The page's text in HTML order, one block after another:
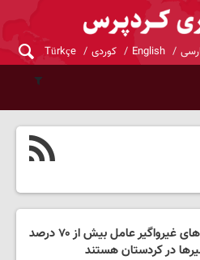
English کوردی Türkçe
بیماری های غیرواگیر عامل بیش از ۷۰ درصد
در کردستان هستند